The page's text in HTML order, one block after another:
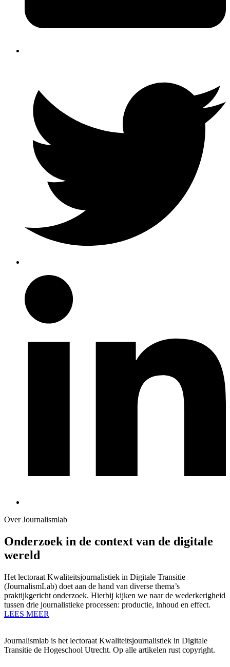
Over Journalismlab
Onderzoek in de context van de digitale
wereld
Het lectoraat Kwaliteitsjournalistiek in Digitale Transitie
(JournalismLab) doet aan de hand van diverse thema’s
praktijkgericht onderzoek. Hierbij kijken we naar de wederkerigheid
tussen drie journalistieke processen: productie, inhoud en effect.
LEES MEER
Journalismlab is het lectoraat Kwaliteitsjournalistiek in Digitale
Transitie de Hogeschool Utrecht. Op alle artikelen rust copyright.